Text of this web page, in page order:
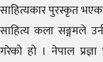
साहित्यकार पुरस्कृत
साहित्य कला सङ्गमले
गरेको हो । नेपाल प्रज्ञा